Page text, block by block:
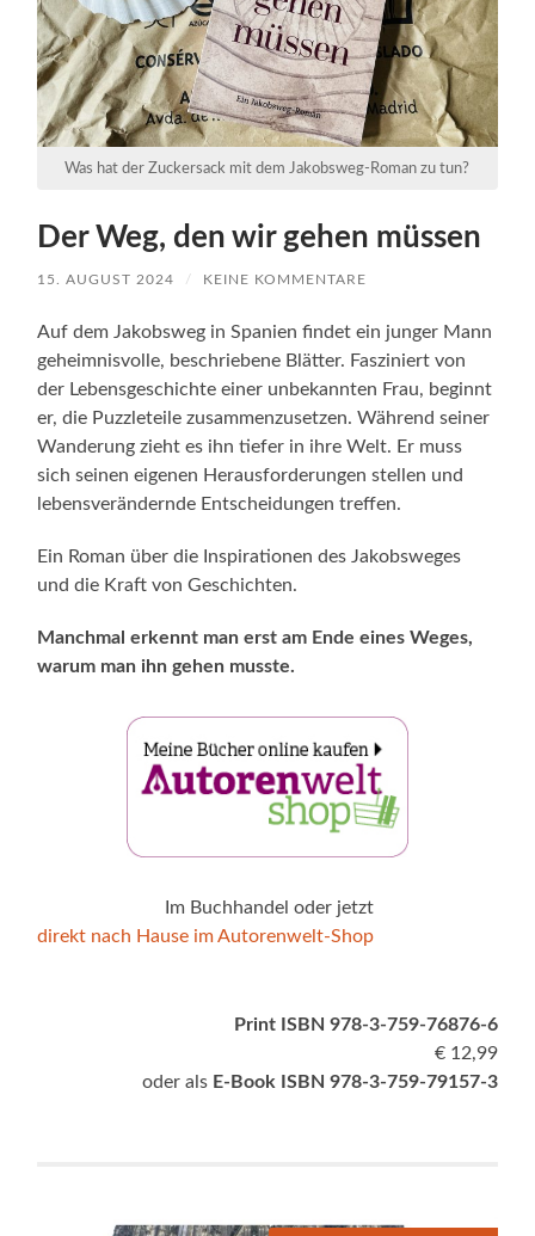
Was hat der Zuckersack mit dem Jakobsweg-Roman zu tun?
Der Weg, den wir gehen müssen
15. AUGUST 2024 / KEINE KOMMENTARE
Auf dem Jakobsweg in Spanien findet ein junger Mann
geheimnisvolle, beschriebene Blätter. Fasziniert von
der Lebensgeschichte einer unbekannten Frau, beginnt
er, die Puzzleteile zusammenzusetzen. Während seiner
Wanderung zieht es ihn tiefer in ihre Welt. Er muss
sich seinen eigenen Herausforderungen stellen und
lebensverändernde Entscheidungen treffen.
Ein Roman über die Inspirationen des Jakobsweges
und die Kraft von Geschichten.
Manchmal erkennt man erst am Ende eines Weges,
warum man ihn gehen musste.
Im Buchhandel oder jetzt
direkt nach Hause im Autorenwelt-Shop
Print ISBN 978-3-759-76876-6
€ 12,99
oder als E-Book ISBN 978-3-759-79157-3